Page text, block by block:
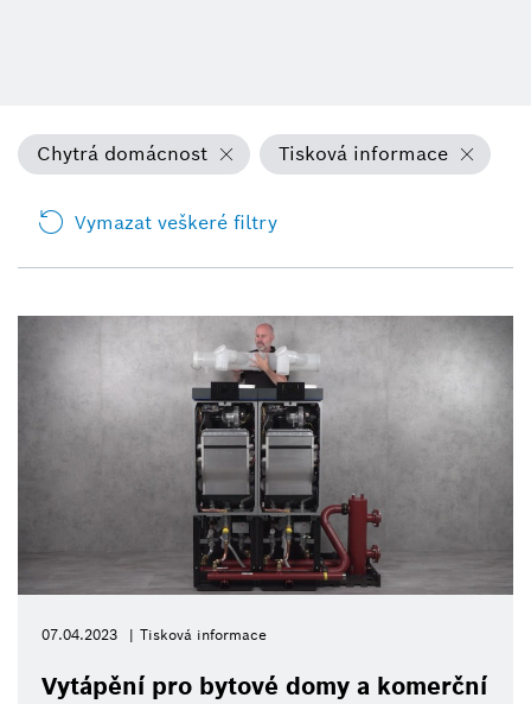
Chytrá domácnost Tisková informace
Vymazat veškeré filtry
07.04.2023 Tisková informace
Vytápění pro bytové domy a komerční